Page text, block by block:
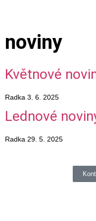
noviny
Květnové
Radka 3. 6. 2025
Lednové
Radka 29. 5. 2025